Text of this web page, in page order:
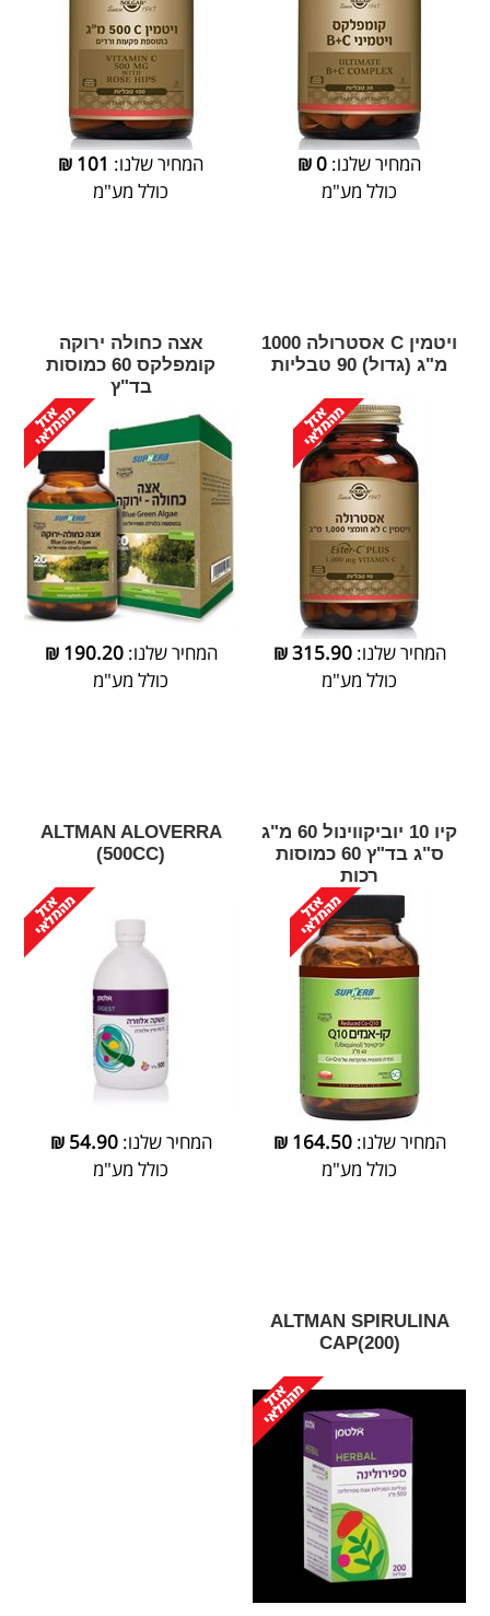
המחיר שלנו: 0
₪
כולל מע"מ
המחיר שלנו: 101
₪
כולל מע"מ
ויטמין C אסטרולה 1000
מ"ג (גדול) 90 טבליות
המחיר שלנו:315.90
₪
כולל מע"מ
אצה כחולה ירוקה
קומפלקס 60 כמוסות
בד"ץ
המחיר שלנו:190.20
₪
כולל מע"מ
קיו 10 יוביקווינול 60 מ"ג
ס"ג בד"ץ 60 כמוסות
רכות
המחיר שלנו:164.50
₪
כולל מע"מ
‎ALTMAN‎ ‎ALOVERRA‎
‎(‎500‎CC‎)
המחיר שלנו:54.90
₪
כולל מע"מ
‎ALTMAN‎ ‎SPIRULINA‎
‎CAP‎(‎200‎)